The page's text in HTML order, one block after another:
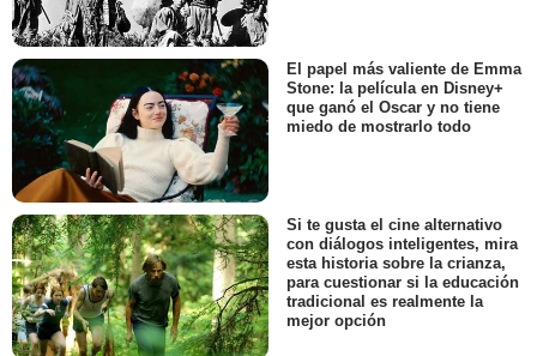
El papel más valiente de Emma
Stone: la película en Disney+
que ganó el Oscar y no tiene
miedo de mostrarlo todo
Si te gusta el cine alternativo
con diálogos inteligentes, mira
esta historia sobre la crianza,
para cuestionar si la educación
tradicional es realmente la
mejor opción